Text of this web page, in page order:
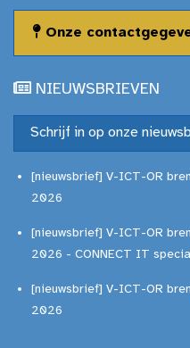
Onze
NIEUWSBRIEVEN
Schrijf in op onze
[nieuwsbrief] V-ICT-OR
2026
[nieuwsbrief] V-ICT-OR
2026 - CONNECT IT
[nieuwsbrief] V-ICT-OR
2026